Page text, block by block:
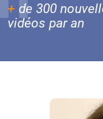
+ de 300
vidéos par an